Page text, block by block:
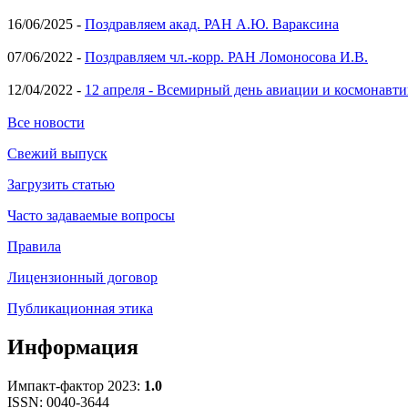
16/06/2025 - Поздравляем акад. РАН А.Ю. Вараксина
07/06/2022 - Поздравляем чл.-корр. РАН Ломоносова И.В.
12/04/2022 - 12 апреля - Всемирный день авиации и
Все новости
Свежий выпуск
Загрузить статью
Часто задаваемые вопросы
Правила
Лицензионный договор
Публикационная этика
Информация
Импакт-фактор 2023: 1.0
ISSN: 0040-3644